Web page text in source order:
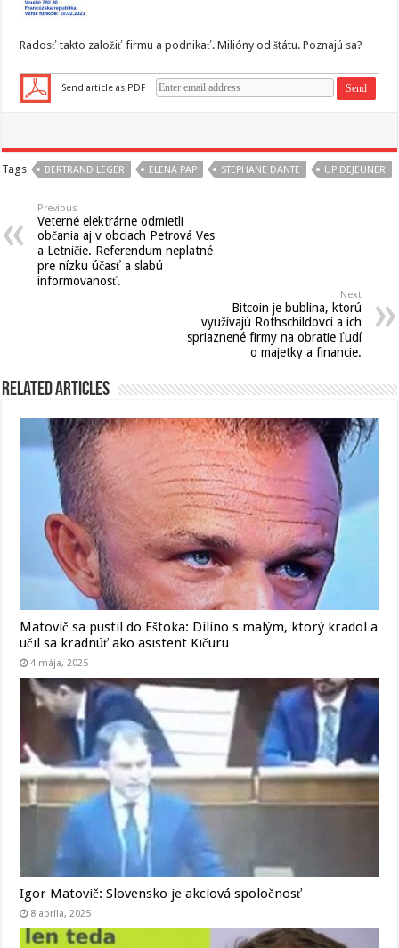
Radosť takto založiť firmu a podnikať. Milióny od štátu. Poznajú sa?
Send article as PDF
Tags BERTRAND LEGER ELENA PAP STEPHANE DANTE UP DEJEUNER
Previous
Veterné elektrárne odmietli
občania aj v obciach Petrová Ves
a Letničie. Referendum neplatné
pre nízku účasť a slabú
informovanosť.
Next
Bitcoin je bublina, ktorú
využívajú Rothschildovci a ich
spriaznené firmy na obratie ľudí
o majetky a financie.
Related Articles
Matovič sa pustil do Eštoka: Dilino s malým, ktorý kradol a
učil sa kradnúť ako asistent Kičuru
4 mája, 2025
Igor Matovič: Slovensko je akciová spoločnosť
8 apríla, 2025